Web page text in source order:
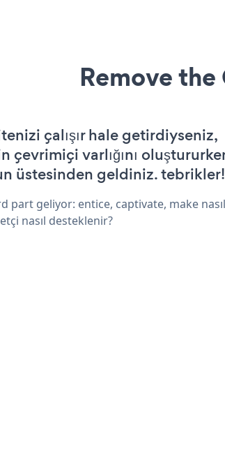
Remove
çalışır hale getirdiyseniz,
çevrimiçi varlığını
üstesinden geldiniz. tebrikler!
part geliyor: entice, captivate, make nasıl
nasıl desteklenir?